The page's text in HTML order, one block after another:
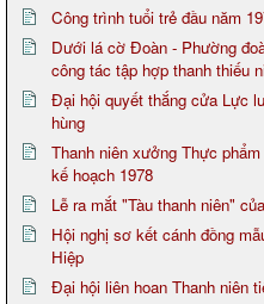
Công trình tuổi trẻ đầu năm
Dưới lá cờ Đoàn - Phường
công tác tập hợp thanh thiếu
Đại hội quyết thắng cửa Lực
hùng
Thanh niên xưởng Thực
kế hoạch 1978
Lễ ra mắt "Tàu thanh niên"
Hội nghị sơ kết cánh đồng
Hiệp
Đại hội liên hoan Thanh niên